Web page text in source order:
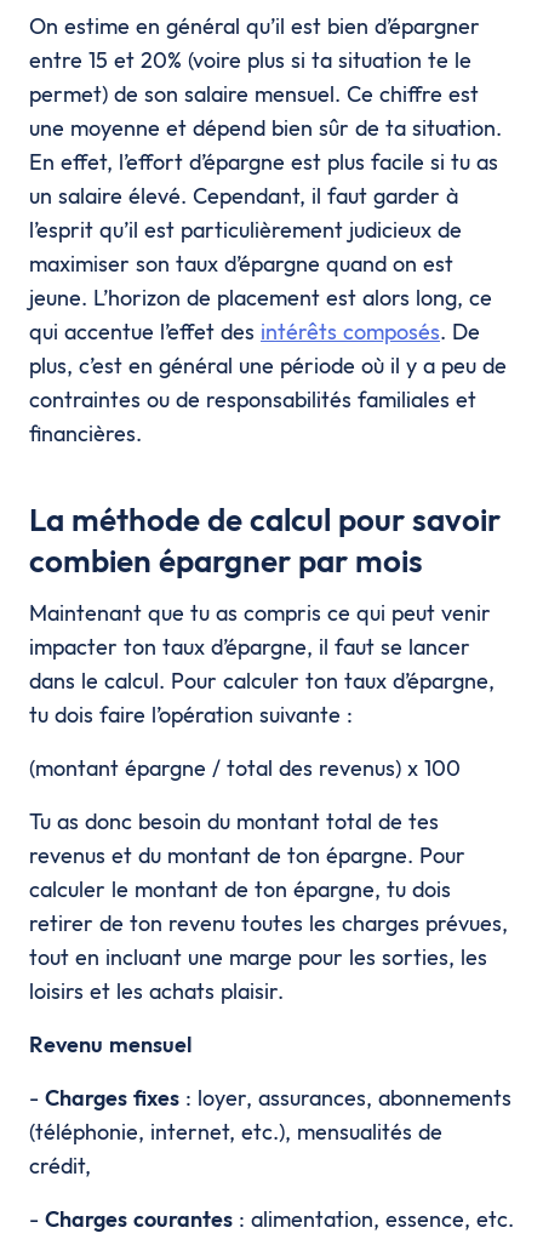
On estime en général qu’il est bien d’épargner
entre 15 et 20% (voire plus si ta situation te le
permet) de son salaire mensuel. Ce chiffre est
une moyenne et dépend bien sûr de ta situation.
En effet, l’effort d’épargne est plus facile si tu as
un salaire élevé. Cependant, il faut garder à
l’esprit qu’il est particulièrement judicieux de
maximiser son taux d’épargne quand on est
jeune. L’horizon de placement est alors long, ce
qui accentue l’effet des intérêts composés. De
plus, c’est en général une période où il y a peu de
contraintes ou de responsabilités familiales et
financières.
La méthode de calcul pour savoir
combien épargner par mois
Maintenant que tu as compris ce qui peut venir
impacter ton taux d’épargne, il faut se lancer
dans le calcul. Pour calculer ton taux d’épargne,
tu dois faire l’opération suivante :
(montant épargne / total des revenus) x 100
Tu as donc besoin du montant total de tes
revenus et du montant de ton épargne. Pour
calculer le montant de ton épargne, tu dois
retirer de ton revenu toutes les charges prévues,
tout en incluant une marge pour les sorties, les
loisirs et les achats plaisir.
Revenu mensuel
- Charges fixes : loyer, assurances, abonnements
(téléphonie, internet, etc.), mensualités de
crédit,
- Charges courantes : alimentation, essence, etc.